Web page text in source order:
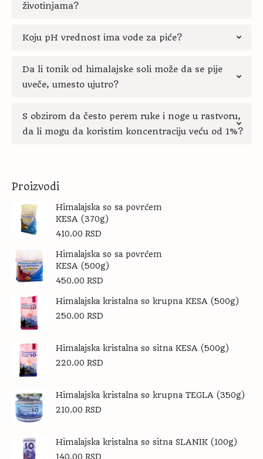
životinjama?
Koju pH vrednost ima vode za piće?
Da li tonik od himalajske soli može da se pije
uveče, umesto ujutro?
S obzirom da često perem ruke i noge u rastvoru,
da li mogu da koristim koncentraciju veću od 1%?
Proizvodi
Himalajska so sa povrćem
KESA (370g)
410.00 RSD
Himalajska so sa povrćem
KESA (500g)
450.00 RSD
Himalajska kristalna so krupna KESA (500g)
250.00 RSD
Himalajska kristalna so sitna KESA (500g)
220.00 RSD
Himalajska kristalna so krupna TEGLA (350g)
210.00 RSD
Himalajska kristalna so sitna SLANIK (100g)
140.00 RSD